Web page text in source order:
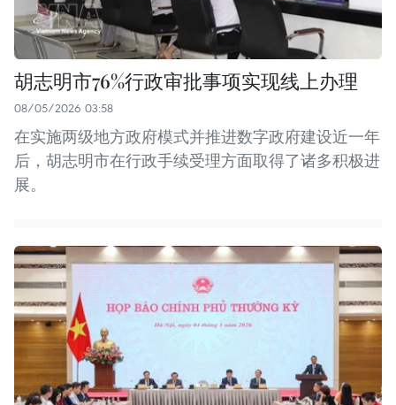
胡志明市76%行政审批事项实现线上办理
08/05/2026 03:58
在实施两级地方政府模式并推进数字政府建设近一年
后，胡志明市在行政手续受理方面取得了诸多积极进
展。